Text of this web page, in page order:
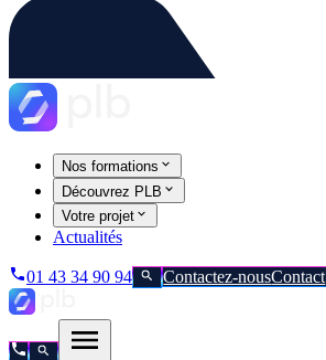
Nos formations
Découvrez PLB
Votre projet
Actualités
01 43 34 90 94 Contactez-nousContact